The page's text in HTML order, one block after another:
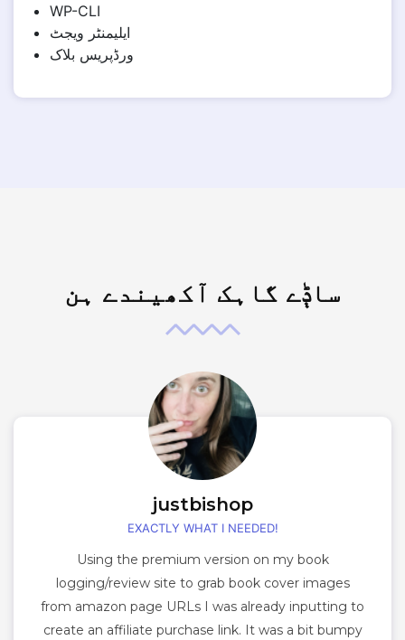
WP-CLI
ایلیمنٹر ویجٹ
ورڈپریس بلاک
ساݙے گاہک آکھیندے ہن
justbishop
EXACTLY WHAT I NEEDED!
Using the premium version on my book
logging/review site to grab book cover images
from amazon page URLs I was already inputting to
create an affiliate purchase link. It was a bit bumpy